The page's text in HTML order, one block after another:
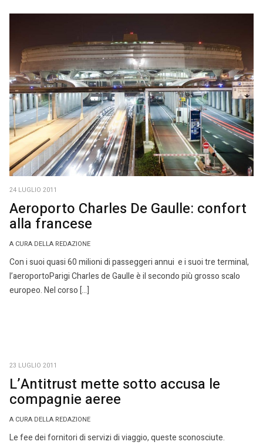
24 LUGLIO 2011
Aeroporto Charles De Gaulle: confort
alla francese
A CURA DELLA REDAZIONE
Con i suoi quasi 60 milioni di passeggeri annui e i suoi tre terminal,
l’aeroportoParigi Charles de Gaulle è il secondo più grosso scalo
europeo. Nel corso […]
23 LUGLIO 2011
L’Antitrust mette sotto accusa le
compagnie aeree
A CURA DELLA REDAZIONE
Le fee dei fornitori di servizi di viaggio, queste sconosciute.